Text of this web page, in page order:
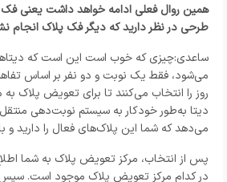
همین روال فعلی ادامه خواهد داشت یعنی
طرحی در نظر دارید که دیگر فک پلاک انجام
ساعدی:چیزی که خوب است این است که
می‌شود، فقط یک نوبت و دو نفر بر اساس
روز را انتخاب می‌کنند تا برای تعویض پلاک به
دیتا به‌طور خودکار به سیستم نوبت‌دهی
می‌دهد که شما این پلاک‌های فعال را دارید و
پس از انتخاب، مرکز تعویض پلاک به شما
در کدام مرکز تعویض پلاک موجود است. سپس